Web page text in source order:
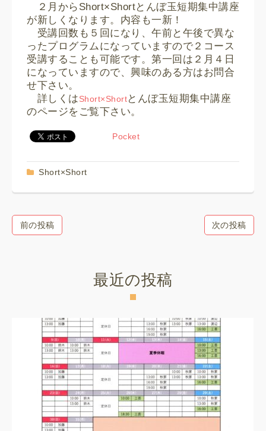
２月からShort×Shortとんぼ玉短期集中講座
が新しくなります。内容も一新！
受講回数も５回になり、午前と午後で異な
ったプログラムになっていますので２コース
受講することも可能です。第一回は２月４日
になっていますので、興味のある方はお問合
せ下さい。
詳しくはShort×Shortとんぼ玉短期集中講座
のページをご覧下さい。
Pocket
Short×Short
前の投稿 次の投稿
最近の投稿